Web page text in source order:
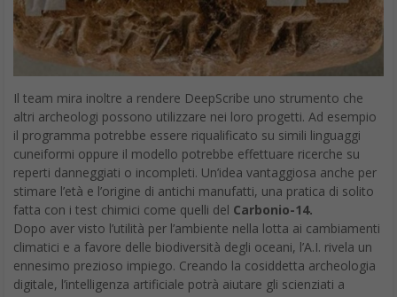
Il team mira inoltre a rendere DeepScribe uno strumento che
altri archeologi possono utilizzare nei loro progetti. Ad esempio
il programma potrebbe essere riqualificato su simili linguaggi
cuneiformi oppure il modello potrebbe effettuare ricerche su
reperti danneggiati o incompleti. Un’idea vantaggiosa anche per
stimare l’età e l’origine di antichi manufatti, una pratica di solito
fatta con i test chimici come quelli del Carbonio-14.
Dopo aver visto l’utilità per l’ambiente nella lotta ai cambiamenti
climatici e a favore delle biodiversità degli oceani, l’A.I. rivela un
ennesimo prezioso impiego. Creando la cosiddetta archeologia
digitale, l’intelligenza artificiale potrà aiutare gli scienziati a